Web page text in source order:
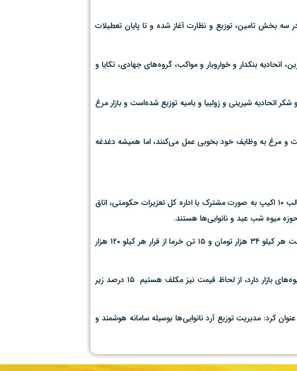
سه بخش تامین، توزیع و نظارت آغاز شده و تا پایان تعطیلات
یک‌هزار و ۱۰۰ تن برنج در استان بین مباشرین، اتحادیه بنکدار و خواروبار و مواکب، گروه‌های جهادی، تکایا و
تن شکر خانوار و شکر صنف و صنعت و شکر اتحادیه شیرینی و زولبیا و بامیه توزیع شده‌است و بازار مرغ
و مرغ به وظایف خود بخوبی عمل می‌کنند، اما همیشه دغدغه
وی در خصوص نظارت بر توزیع کالاهای اساسی گفت: تیم‌های نظارت و بازرسی جهاد کشاورزی از اول اسفند در قالب ۱۰ اکیپ به صورت مشترک با اداره کل تعزیرات حکومتی، اتاق
میوه شب عید و نانوایی‌ها هستند.
حاجی رضا افزود: ۲۰۰ تن پرتقال درجه یک تامسون با قیمت هر کیلو ۱۸ هزار تومان، ۱۳۰ تن سیب سمیرم با قیمت هر کیلو ۳۴ هزار تومان و ۱۵ تن خرما از قرار هر کیلو ۱۲۰ هزار
وی گفت: میوه‌های مورد نظر تا پایان فروردین توزیع می‌شود، از نظر کیفیت نیز ماندگاری بیشتری نسبت به میوه‌های بازار دارد، از لحاظ قیمت نیز مکلف هستیم ۱۵ درصد زیر
در سطح استان عنوان کرد: مدیریت توزیع آرد نانوایی‌ها بوسیله سامانه هوشمند و